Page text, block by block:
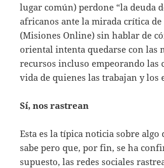
lugar común) perdone “la deuda
africanos ante la mirada crítica de
(Misiones Online) sin hablar de
oriental intenta quedarse con las
recursos incluso empeorando las
vida de quienes las trabajan y los
Sí, nos rastrean
Esta es la típica noticia sobre
sabe pero que, por fin, se ha
supuesto, las redes sociales